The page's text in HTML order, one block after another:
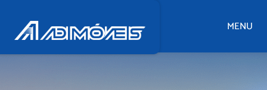
MENU